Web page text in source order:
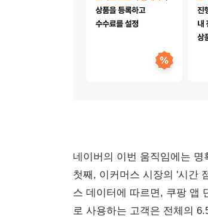
네이버의 이번 움직임에는
첫째, 이커머스 시장의 '시간
스 데이터에 따르면, 쿠팡 앱
로 사용하는 고객은 전체의